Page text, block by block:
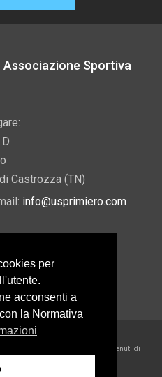
Sportiva
Castrozza (TN)
info@usprimiero.com
Amministrazione
dove diversamente specificato, i contenuti di
per
acconsenti a
la Normativa